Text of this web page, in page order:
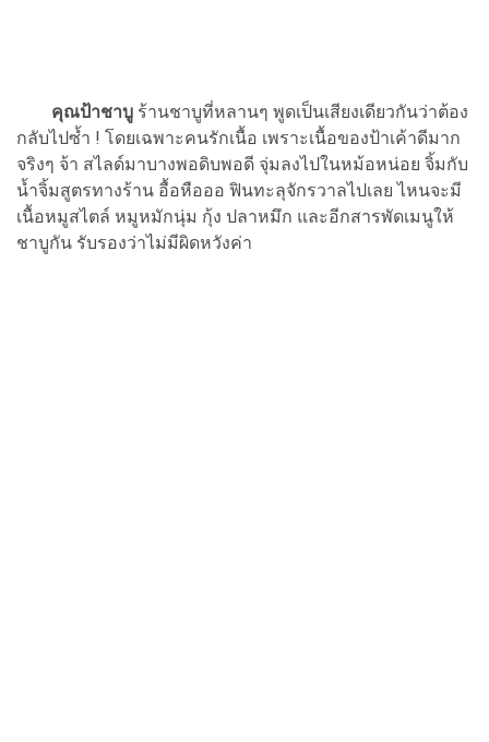
คุณป้าชาบู ร้านชาบูที่หลานๆ พูดเป็นเสียงเดียวกันว่าต้อง
กลับไปซ้ำ ! โดยเฉพาะคนรักเนื้อ เพราะเนื้อของป้าเค้าดีมาก
จริงๆ จ้า สไลด์มาบางพอดิบพอดี จุ่มลงไปในหม้อหน่อย จิ้มกับ
น้ำจิ้มสูตรทางร้าน อื้อหือออ ฟินทะลุจักรวาลไปเลย ไหนจะมี
เนื้อหมูสไตล์ หมูหมักนุ่ม กุ้ง ปลาหมึก และอีกสารพัดเมนูให้
ชาบูกัน รับรองว่าไม่มีผิดหวังค่า